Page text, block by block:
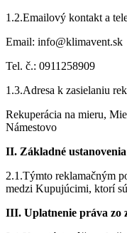
1.2.Emailový kontakt a
Email: info@klimavent.sk
Tel. č.: 0911258909
1.3.Adresa k zasielaniu
Rekuperácia na mieru,
Námestovo
II. Základné ustanovenia
2.1.Týmto reklamačným
medzi Kupujúcimi, ktorí
III. Uplatnenie práva zo